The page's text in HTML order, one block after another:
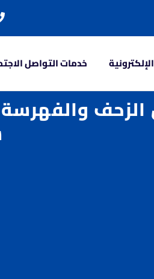
خدمات التواصل
الزحف